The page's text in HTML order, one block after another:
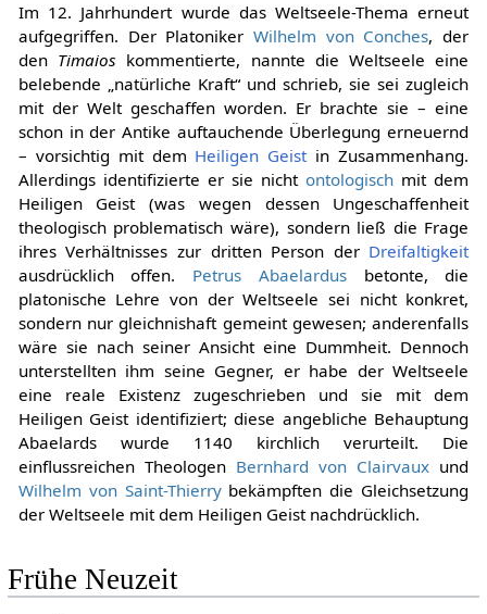
Im 12. Jahrhundert wurde das Weltseele-Thema erneut
aufgegriffen. Der Platoniker Wilhelm von Conches, der
den Timaios kommentierte, nannte die Weltseele eine
belebende „natürliche Kraft“ und schrieb, sie sei zugleich
mit der Welt geschaffen worden. Er brachte sie – eine
schon in der Antike auftauchende Überlegung erneuernd
– vorsichtig mit dem Heiligen Geistin Zusammenhang.
Allerdings identifizierte er sie nichtontologisch mit dem
Heiligen Geist (was wegen dessen Ungeschaffenheit
theologisch problematisch wäre), sondern ließ die Frage
ihres Verhältnisses zur dritten Person der Dreifaltigkeit
ausdrücklich offen. Petrus Abaelardusbetonte, die
platonische Lehre von der Weltseele sei nicht konkret,
sondern nur gleichnishaft gemeint gewesen; anderenfalls
wäre sie nach seiner Ansicht eine Dummheit. Dennoch
unterstellten ihm seine Gegner, er habe der Weltseele
eine reale Existenz zugeschrieben und sie mit dem
Heiligen Geist identifiziert; diese angebliche Behauptung
Abaelards wurde 1140 kirchlich verurteilt. Die
einflussreichen Theologen Bernhard von Clairvaux und
Wilhelm von Saint-Thierrybekämpften die Gleichsetzung
der Weltseele mit dem Heiligen Geist nachdrücklich.
Frühe Neuzeit